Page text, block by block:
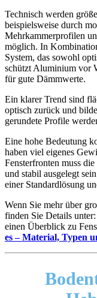
Technisch werden
beispielsweise durch
Mehrkammerprofilen
möglich. In
System, das sowohl
schützt Aluminium vor
für gute Dämmwerte.
Ein klarer Trend sind
optisch zurück und
gerundete Profile
Eine hohe Bedeutung
haben viel eigenes
Fensterfronten muss
und stabil ausgelegt
einer Standardlösung
Wenn Sie mehr über
finden Sie Details unter:
einen Überblick zu
es – Material, Typen